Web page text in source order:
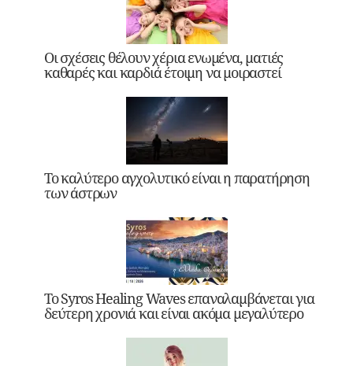
Οι σχέσεις θέλουν χέρια ενωμένα, ματιές
καθαρές και καρδιά έτοιμη να μοιραστεί
Το καλύτερο αγχολυτικό είναι η παρατήρηση
των άστρων
Το Syros Healing Waves επαναλαμβάνεται για
δεύτερη χρονιά και είναι ακόμα μεγαλύτερο